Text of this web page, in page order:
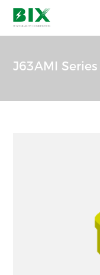
J63AMI Series